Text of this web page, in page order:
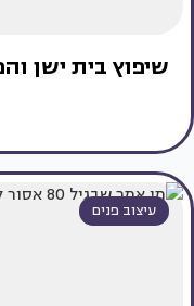
שיפוץ בית ישן
עיצוב פנים